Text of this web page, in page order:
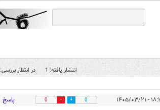
انتشار یافته: 1 در انتظار بررسی: 0
۰۳/۲۱ 0
0 پاسخ